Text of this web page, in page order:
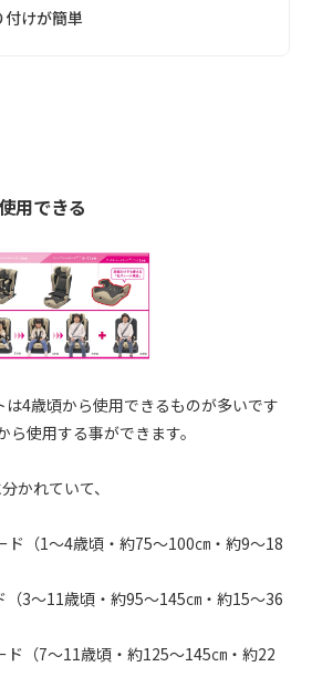
けが簡単
用できる
は4歳頃から使用できるものが多いです
使用する事ができます。
かれていて、
ド（1～4歳頃・約75～100㎝・約9～18
（3～11歳頃・約95～145㎝・約15～36
ド（7～11歳頃・約125～145㎝・約22